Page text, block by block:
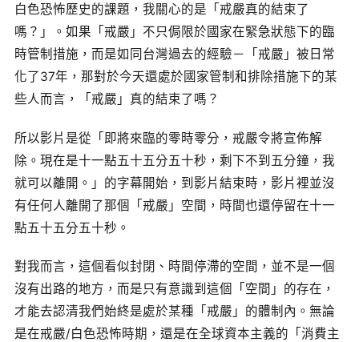
白色恐怖歷史的課題，我關心的是「戒嚴真的結束了
嗎？」。如果「戒嚴」不只侷限於國家在緊急狀態下的臨
時管制措施，而是如同台灣過去的經驗－「戒嚴」被日常
化了37年，那對於今天還處於國家管制和排除措施下的某
些人而言，「戒嚴」真的結束了嗎？
所以影片是從「即將來臨的零時零分，戒嚴令將宣佈解
除。現在是十一點五十五分五十秒，剩下不到五分鐘，我
就可以離開。」的字幕開始，到影片結束時，影片裡並沒
有任何人離開了那個「戒嚴」空間，時間也還停留在十一
點五十五分五十秒。
對我而言，這個看似封閉、時間停滯的空間，並不是一個
沒有出路的地方，而是只有意識到這個「空間」的存在，
才能去認清我們始終是處於某種「戒嚴」的體制內。無論
是在戒嚴/白色恐怖時期，還是在全球資本主義的「消費主